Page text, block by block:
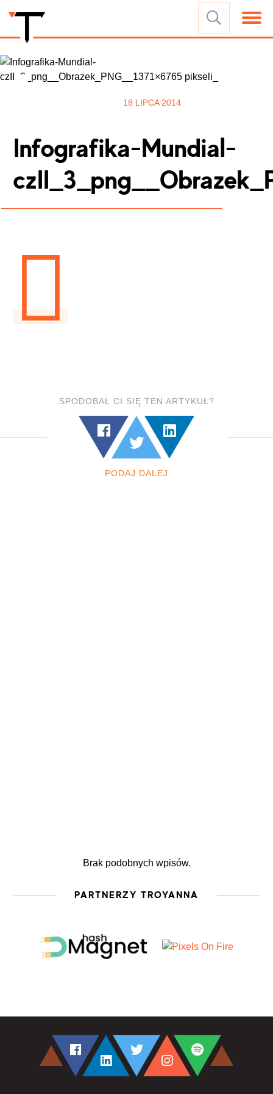
18 LIPCA 2014
Infografika-Mundial-
SPODOBAŁ CI SIĘ TEN ARTYKUŁ?
PODAJ DALEJ
Brak podobnych wpisów.
PARTNERZY TROYANNA